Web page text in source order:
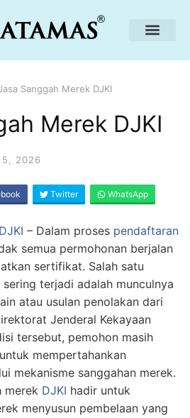
Sanggah Merek DJKI
Merek DJKI
5, 2026
Twitter WhatsApp
– Dalam proses pendaftaran
semua permohonan berjalan
sertifikat. Salah satu
terjadi adalah munculnya
atau usulan penolakan dari
Jenderal Kekayaan
tersebut, pemohon masih
mempertahankan
mekanisme sanggahan merek.
merek DJKI hadir untuk
menyusun pembelaan yang